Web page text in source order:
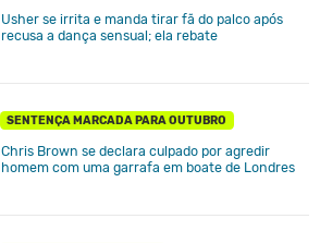
Usher se irrita e manda tirar fã do palco após
recusa a dança sensual; ela rebate
SENTENÇA MARCADA PARA OUTUBRO
Chris Brown se declara culpado por agredir
homem com uma garrafa em boate de Londres